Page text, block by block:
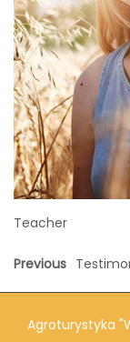
Teacher
Previous
Agroturystyka